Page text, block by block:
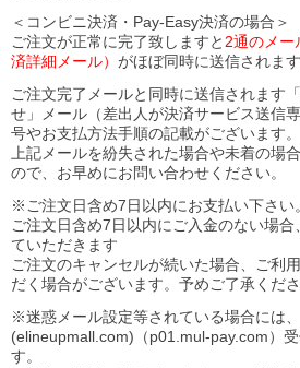
＜コンビニ決済・Pay-Easy決済の場合＞
ご注文が正常に完了致しますと 2通のメー
済詳細メール） がほぼ同時に送信されます
ご注文完了メールと同時に送信されます
せ」メール（差出人が決済サービス送信
号やお支払方法手順の記載がございます。
上記メールを紛失された場合や未着の場
ので、お早めにお問い合わせください。
※ご注文日含め7日以内にお支払い下さい。
ご注文日含め7日以内にご入金のない場
ていただきます
ご注文のキャンセルが続いた場合、ご利
だく場合がございます。予めご了承くださ
※迷惑メール設定等されている場合には
(elineupmall.com)（p01.mul-pay.com）
す。